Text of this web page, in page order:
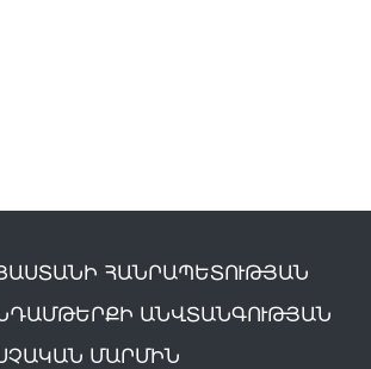
ՀԱՆՐԱՊԵՏՈՒԹՅԱՆ
ԱՆՎՏԱՆԳՈՒԹՅԱՆ
ՄԱՐՄԻՆ